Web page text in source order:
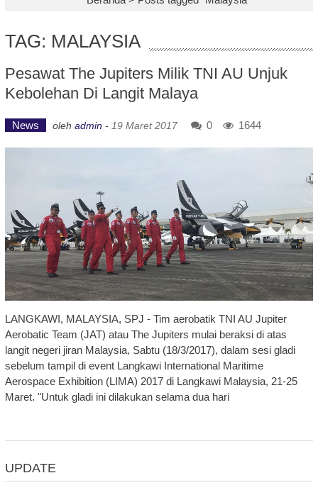
TAG: MALAYSIA
Pesawat The Jupiters Milik TNI AU Unjuk
Kebolehan Di Langit Malaya
News oleh admin - 19 Maret 2017 0 1644
LANGKAWI, MALAYSIA, SPJ - Tim aerobatik TNI AU Jupiter
Aerobatic Team (JAT) atau The Jupiters mulai beraksi di atas
langit negeri jiran Malaysia, Sabtu (18/3/2017), dalam sesi gladi
sebelum tampil di event Langkawi International Maritime
Aerospace Exhibition (LIMA) 2017 di Langkawi Malaysia, 21-25
Maret. "Untuk gladi ini dilakukan selama dua hari
UPDATE